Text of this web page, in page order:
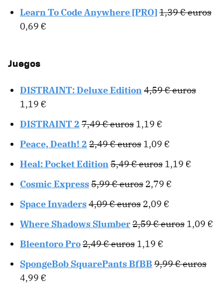
Learn To Code Anywhere [PRO]1,39 € euros
0,69 €
Juegos
DISTRAINT: Deluxe Edition4,59 € euros
1,19 €
DISTRAINT 2 7,49 € euros 1,19 €
Peace, Death! 2 2,49 € euros 1,09 €
Heal: Pocket Edition5,49 € euros 1,19 €
Cosmic Express5,99 € euros 2,79 €
Space Invaders4,09 € euros 2,09 €
Where Shadows Slumber2,59 € euros 1,09 €
Bleentoro Pro2,49 € euros 1,19 €
SpongeBob SquarePants BfBB 9,99 € euros
4,99 €